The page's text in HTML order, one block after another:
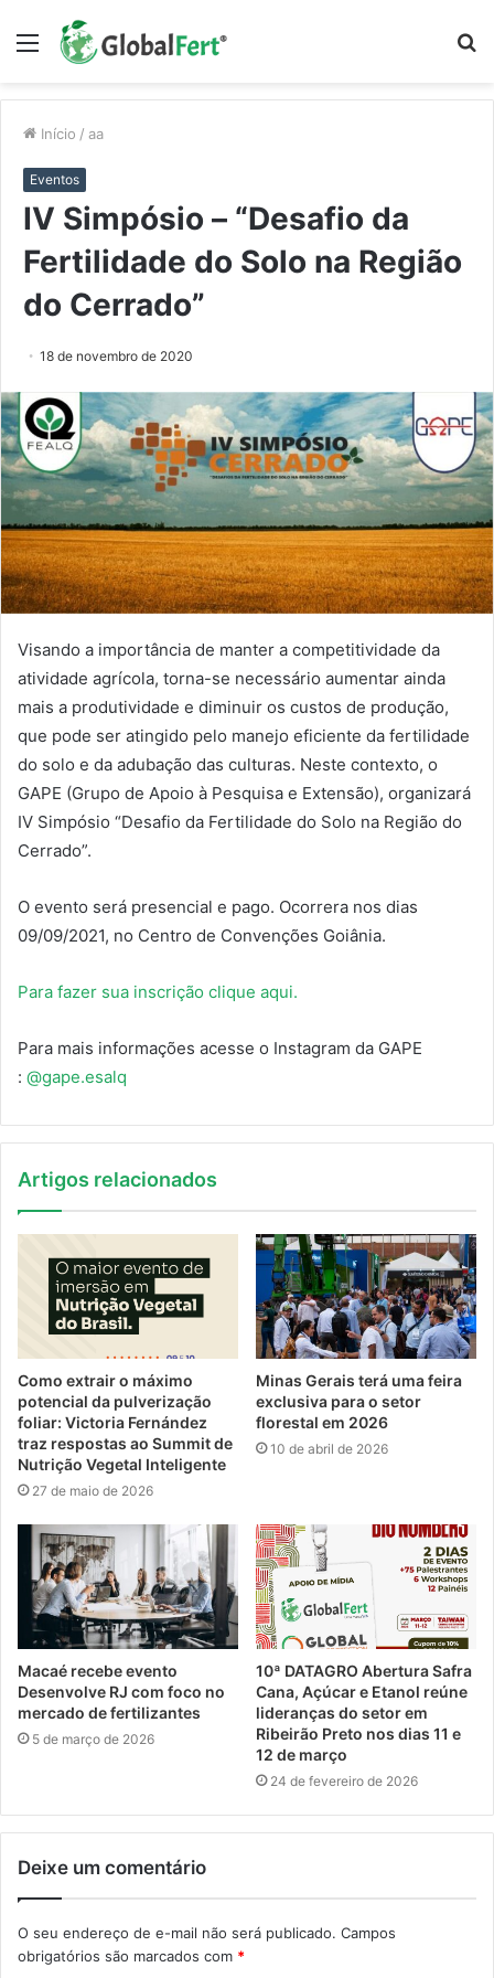
Menu
Início / aa
Eventos
IV Simpósio – “Desafio da
Fertilidade do Solo na Região
do Cerrado”
18 de novembro de 2020
Visando a importância de manter a competitividade da
atividade agrícola, torna-se necessário aumentar ainda
mais a produtividade e diminuir os custos de produção,
que pode ser atingido pelo manejo eficiente da fertilidade
do solo e da adubação das culturas. Neste contexto, o
GAPE (Grupo de Apoio à Pesquisa e Extensão), organizará
IV Simpósio “Desafio da Fertilidade do Solo na Região do
Cerrado”.
O evento será presencial e pago. Ocorrera nos dias
09/09/2021, no Centro de Convenções Goiânia.
Para fazer sua inscrição clique aqui.
Para mais informações acesse o Instagram da GAPE
: @gape.esalq
Artigos relacionados
Como extrair o máximo
potencial da pulverização
foliar: Victoria Fernández
traz respostas ao Summit de
Nutrição Vegetal Inteligente
27 de maio de 2026
Minas Gerais terá uma feira
exclusiva para o setor
florestal em 2026
10 de abril de 2026
Macaé recebe evento
Desenvolve RJ com foco no
mercado de fertilizantes
5 de março de 2026
10ª DATAGRO Abertura Safra
Cana, Açúcar e Etanol reúne
lideranças do setor em
Ribeirão Preto nos dias 11 e
12 de março
24 de fevereiro de 2026
Deixe um comentário
O seu endereço de e-mail não será publicado. Campos
obrigatórios são marcados com *